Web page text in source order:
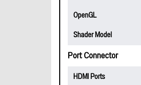
OpenGL
Shader Model
Port Connector
HDMI Ports